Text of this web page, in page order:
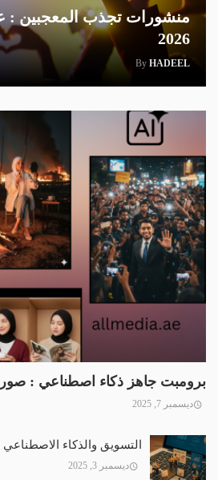
منشورات تجذب المعجبين :
2026
By HADEEL
برومبت جاهز ذكاء اصطناعي : صور
ديسمبر 7, 2025
التسويق والذكاء الاصطناعي :
ديسمبر 3, 2025